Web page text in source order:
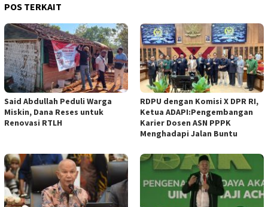
POS TERKAIT
Said Abdullah Peduli Warga
Miskin, Dana Reses untuk
Renovasi RTLH
RDPU dengan Komisi X DPR RI,
Ketua ADAPI:Pengembangan
Karier Dosen ASN PPPK
Menghadapi Jalan Buntu